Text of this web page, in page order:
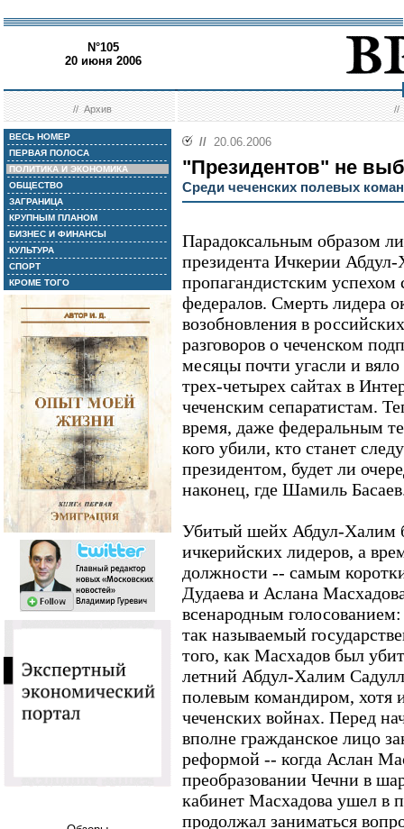
N°105
20 июня 2006
//Архив //
ВЕСЬ НОМЕР
ПЕРВАЯ ПОЛОСА
ПОЛИТИКА И ЭКОНОМИКА
ОБЩЕСТВО
ЗАГРАНИЦА
КРУПНЫМ ПЛАНОМ
БИЗНЕС И ФИНАНСЫ
КУЛЬТУРА
СПОРТ
КРОМЕ ТОГО
// 20.06.2006
"Президентов" не
Среди чеченских полевых
Парадоксальным образом
президента Ичкерии Абдул-
пропагандистским успехом
федералов. Смерть лидера
возобновления в
разговоров о чеченском
месяцы почти угасли и
трех-четырех сайтах в
чеченским сепаратистам.
время, даже федеральным
кого убили, кто станет
президентом, будет ли
наконец, где Шамиль
Убитый шейх Абдул-Халим
ичкерийских лидеров, а
должности -- самым
Дудаева и Аслана
всенародным
так называемый
того, как Масхадов был
летний Абдул-Халим
полевым командиром, хотя
чеченских войнах. Перед
вполне гражданское лицо
реформой -- когда Аслан
преобразовании Чечни в
кабинет Масхадова ушел в
продолжал заниматься